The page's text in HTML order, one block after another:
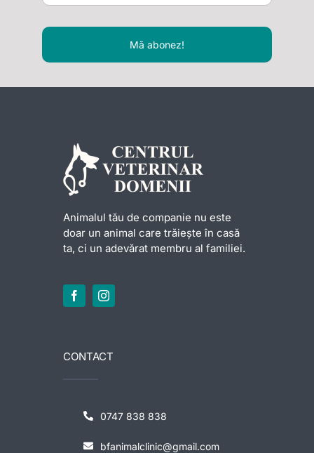
Mă abonez!
Animalul tău de companie nu este
doar un animal care trăiește în casă
ta, ci un adevărat membru al familiei.
CONTACT
0747 838 838
bfanimalclinic@gmail.com